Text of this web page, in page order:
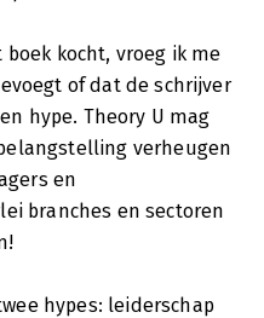
kocht, vroeg ik me
of dat de schrijver
hype. Theory U mag
verheugen
en
branches en sectoren
hypes: leiderschap